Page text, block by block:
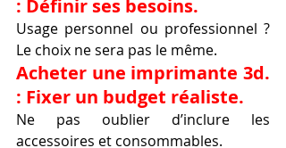
: Définir ses besoins.
Usage personnel ou professionnel ?
Le choix ne sera pas le même.
Acheter une imprimante 3d.
: Fixer un budget réaliste.
Ne pas oublier d’inclure les
accessoires et consommables.